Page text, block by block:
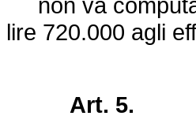
lire 720.000 agli
Art. 5.